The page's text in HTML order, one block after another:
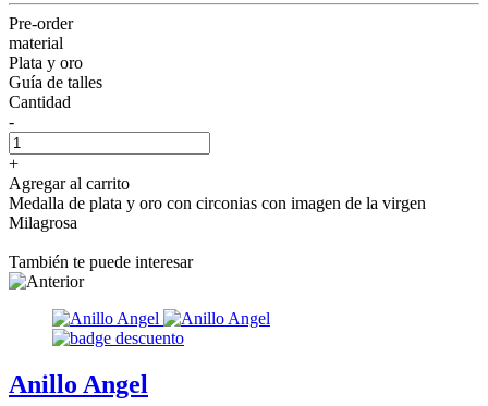
Pre-order
material
Plata y oro
Guía de talles
Cantidad
-
+
Agregar al carrito
Medalla de plata y oro con circonias con imagen de la virgen
Milagrosa
También te puede interesar
Anillo Angel